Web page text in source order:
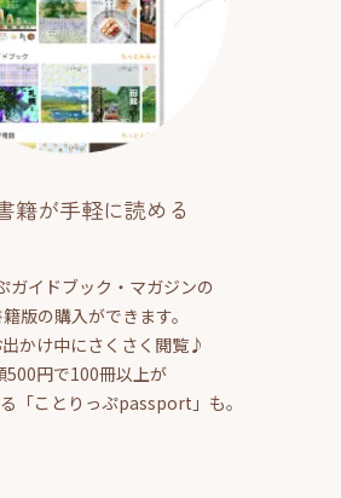
籍が手軽に読める
ガイドブック・マガジンの
版の購入ができます。
かけ中にさくさく閲覧♪
500円で100冊以上が
「ことりっぷpassport」も。